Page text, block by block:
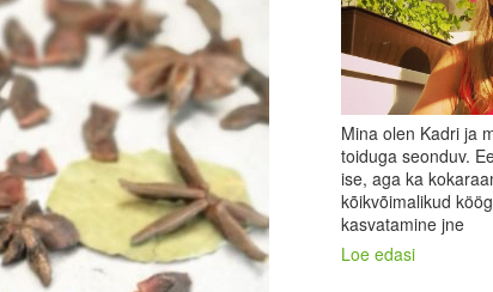
Mina olen Kadri ja
toiduga seonduv.
ise, aga ka
kõikvõimalikud
kasvatamine jne
Loe edasi